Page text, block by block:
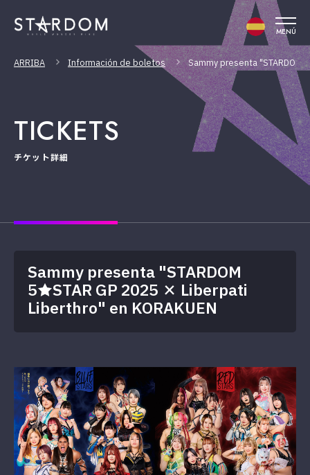
MENÚ
ARRIBA Información de boletos Sammy presenta "STARDOM
TICKETS
チケット詳細
Sammy presenta "STARDOM
5★STAR GP 2025 × Liberpati
Liberthro" en KORAKUEN